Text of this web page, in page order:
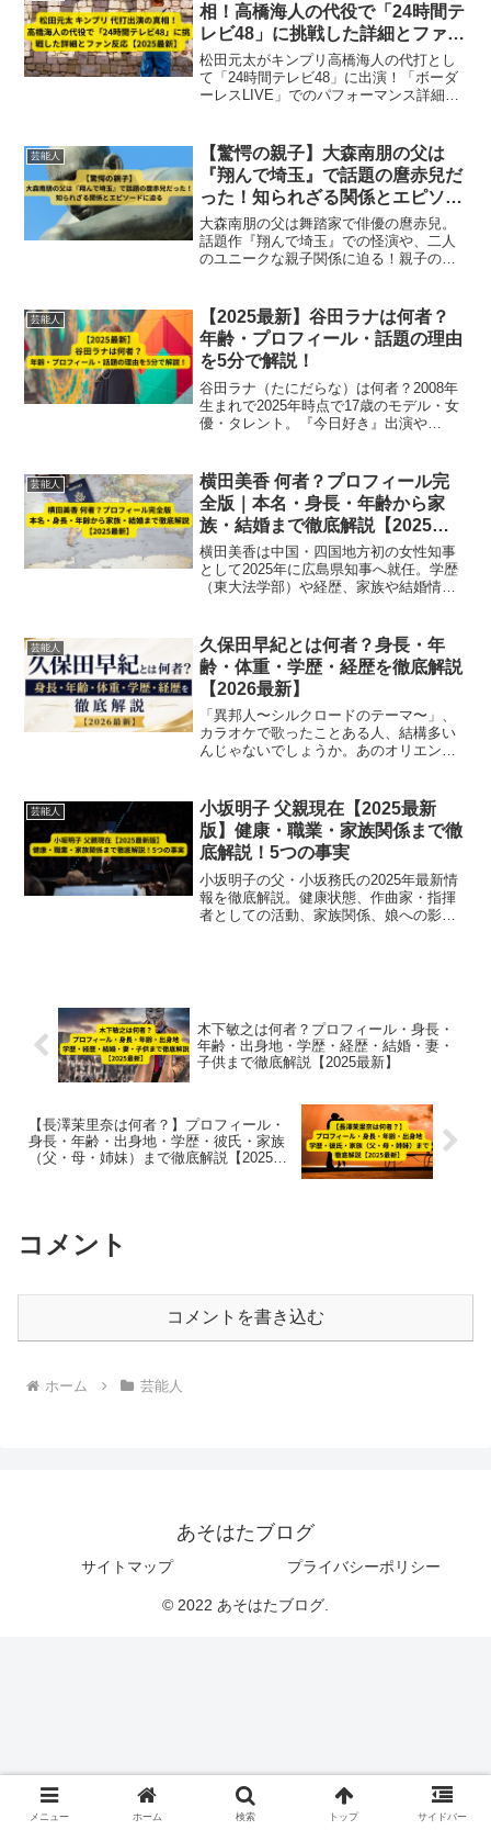
相！高橋海人の代役で「24時間テ
レビ48」に挑戦した詳細とファン
反応【2025最新】
松田元太がキンプリ高橋海人の代打とし
て「24時間テレビ48」に出演！「ボーダ
ーレスLIVE」でのパフォーマンス詳細、
松田元太の挑戦を2025最新情報で紹介。
芸能人
【驚愕の親子】大森南朋の父は
『翔んで埼玉』で話題の麿赤兒だ
った！知られざる関係とエピソー
ドに迫る
大森南朋の父は舞踏家で俳優の麿赤兒。
話題作『翔んで埼玉』での怪演や、二人
のユニークな親子関係に迫る！親子のそ
芸能人
【2025最新】谷田ラナは何者？
年齢・プロフィール・話題の理由
を5分で解説！
谷田ラナ（たにだらな）は何者？2008年
生まれで2025年時点で17歳のモデル・女
優・タレント。『今日好き』出演や
底解説！
芸能人
横田美香 何者？プロフィール完
全版｜本名・身長・年齢から家
族・結婚まで徹底解説【2025最
新】
横田美香は中国・四国地方初の女性知事
として2025年に広島県知事へ就任。学歴
（東大法学部）や経歴、家族や結婚情報
芸能人
久保田早紀とは何者？身長・年
齢・体重・学歴・経歴を徹底解説
【2026最新】
「異邦人〜シルクロードのテーマ〜」、
カラオケで歌ったことある人、結構多い
んじゃないでしょうか。あのオリエンタ
「本名って何だっけ？」って聞かれる
と、案外みんな答えられない...
芸能人
小坂明子 父親現在【2025最新
版】健康・職業・家族関係まで徹
底解説！5つの事実
小坂明子の父・小坂務氏の2025年最新情
報を徹底解説。健康状態、作曲家・指揮
者としての活動、家族関係、娘への影響
木下敏之は何者？プロフィール・身長・
年齢・出身地・学歴・経歴・結婚・妻・
子供まで徹底解説【2025最新】
【長澤茉里奈は何者？】プロフィール・
身長・年齢・出身地・学歴・彼氏・家族
（父・母・姉妹）まで徹底解説【2025最
コメント
コメントを書き込む
ホーム 芸能人
あそはたブログ
サイトマップ プライバシーポリシー
© 2022 あそはたブログ.
メニュー ホーム 検索 トップ サイドバー